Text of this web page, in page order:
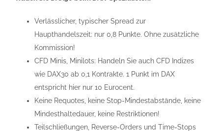
Verlässlicher, typischer Spread zur
Haupthandelszeit: nur 0,8 Punkte. Ohne zusätzliche
Kommission!
CFD Minis, Minilots: Handeln Sie auch CFD Indizes
wie DAX30 ab 0,1 Kontrakte. 1 Punkt im DAX
entspricht hier nur 10 Eurocent.
Keine Requotes, keine Stop-Mindestabstände, keine
Mindesthaltedauer, keine Restriktionen!
Teilschließungen, Reverse-Orders und Time-Stops